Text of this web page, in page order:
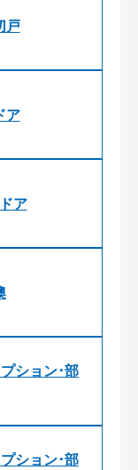
戸
ア
ア
ション･部
ション･部